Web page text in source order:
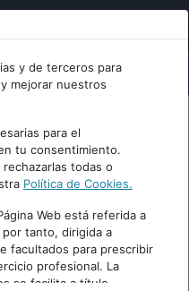
y de terceros para
mejorar nuestros
para el
tu consentimiento.
todas o
Política de Cookies.
Web está referida a
tanto, dirigida a
facultados para prescribir
profesional. La
se facilita a título